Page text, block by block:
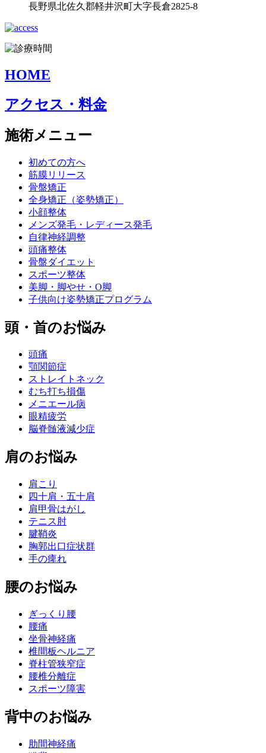
長野県北佐久郡軽井沢町大字長倉2825-8
HOME
アクセス・料金
施術メニュー
初めての方へ
筋膜リリース
骨盤矯正
全身矯正（姿勢矯正）
小顔整体
メンズ発毛・レディース発毛
自律神経調整
頭痛整体
骨盤ダイエット
スポーツ整体
美脚・脚やせ・O脚
子供向け姿勢矯正プログラム
頭・首のお悩み
頭痛
顎関節症
ストレイトネック
むち打ち損傷
メニエール病
眼精疲労
脳脊髄液減少症
肩のお悩み
肩こり
四十肩・五十肩
肩甲骨はがし
テニス肘
腱鞘炎
胸郭出口症状群
手の痺れ
腰のお悩み
ぎっくり腰
腰痛
坐骨神経痛
椎間板ヘルニア
脊柱管狭窄症
腰椎分離症
スポーツ障害
背中のお悩み
肋間神経痛